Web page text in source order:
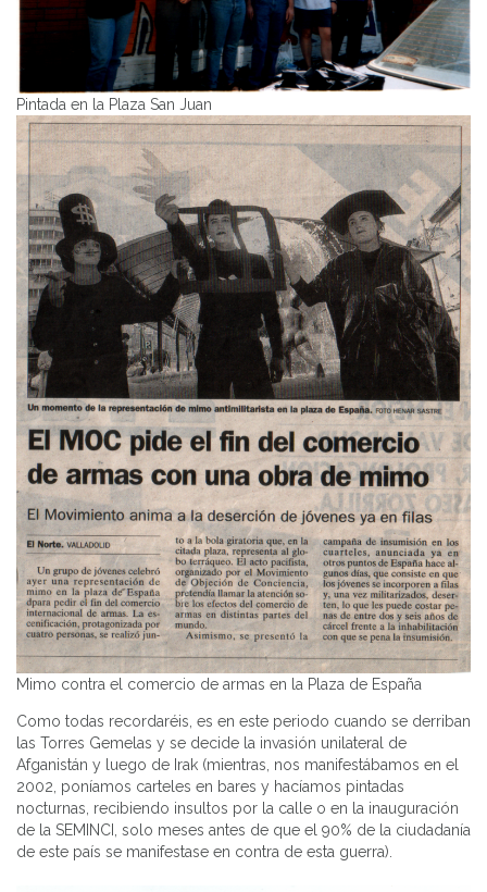
Pintada en la Plaza San Juan
Mimo contra el comercio de armas en la Plaza de España
Como todas recordaréis, es en este periodo cuando se derriban
las Torres Gemelas y se decide la invasión unilateral de
Afganistán y luego de Irak (mientras, nos manifestábamos en el
2002, poníamos carteles en bares y hacíamos pintadas
nocturnas, recibiendo insultos por la calle o en la inauguración
de la SEMINCI, solo meses antes de que el 90% de la ciudadanía
de este país se manifestase en contra de esta guerra).